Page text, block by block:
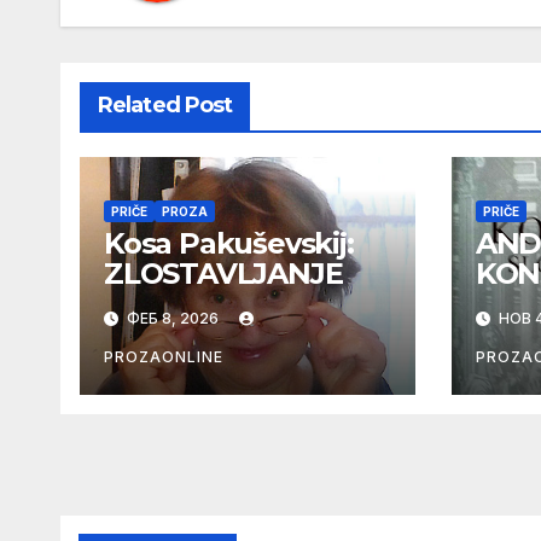
Related Post
PRIČE PROZA
Kosa Pakuševskij:
ZLOSTAVLJANJE
ФЕБ 8, 2026
PROZAONLINE
PRIČE
НОВ